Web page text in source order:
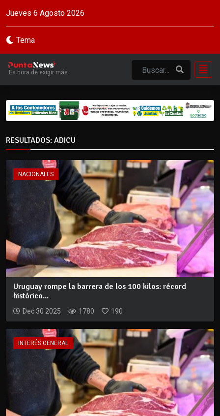
Jueves 6 Agosto 2026
Tema
Es hora de exigir más
RESULTADOS: ADICU
NACIONALES
Uruguay rompe la barrera de los 100 kilos: récord
histórico...
Dec 30 2025 1780 190
INTERÉS GENERAL